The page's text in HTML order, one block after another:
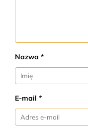
Nazwa *
E-mail *